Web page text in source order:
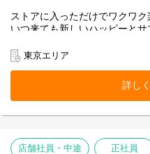
ストアに入っただけでワクワク
いつ来ても新しいハッピーとサ
働くスタッフ自身がブランドの
ら。
そして売り場づくりを伸び伸
お客様だけでなく、スタッフ
Flying Tiger Copenhagenとい
表参道ストアで、私たちのチー
東京エリア
詳し
店舗社員・中途 正社員